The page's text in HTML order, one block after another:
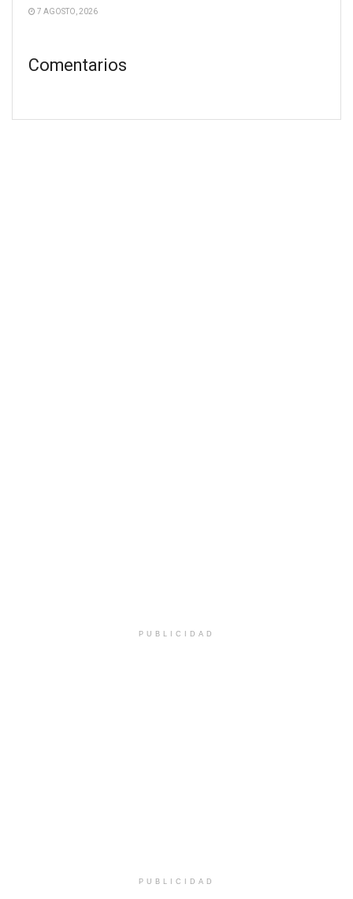
7 AGOSTO, 2026
Comentarios
PUBLICIDAD
PUBLICIDAD